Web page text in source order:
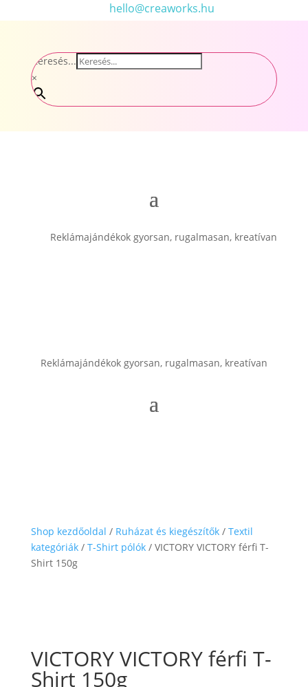
hello@creaworks.hu
Keresés...
×
Reklámajándékok gyorsan, rugalmasan, kreatívan
Reklámajándékok gyorsan, rugalmasan, kreatívan
Shop kezdőoldal / Ruházat és kiegészítők/ Textil
kategóriák/ T-Shirt pólók/ VICTORY VICTORY férfi T-
Shirt 150g
VICTORY VICTORY férfi T-
Shirt 150g